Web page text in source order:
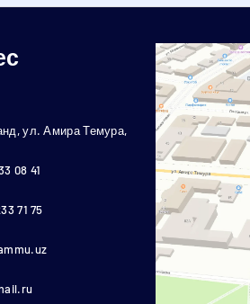
ул. Амира Темура,
08 41
71 75